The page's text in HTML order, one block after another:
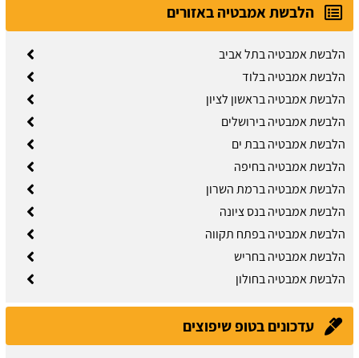
הלבשת אמבטיה באזורים
הלבשת אמבטיה בתל אביב
הלבשת אמבטיה בלוד
הלבשת אמבטיה בראשון לציון
הלבשת אמבטיה בירושלים
הלבשת אמבטיה בבת ים
הלבשת אמבטיה בחיפה
הלבשת אמבטיה ברמת השרון
הלבשת אמבטיה בנס ציונה
הלבשת אמבטיה בפתח תקווה
הלבשת אמבטיה בחריש
הלבשת אמבטיה בחולון
עדכונים בטופ שיפוצים